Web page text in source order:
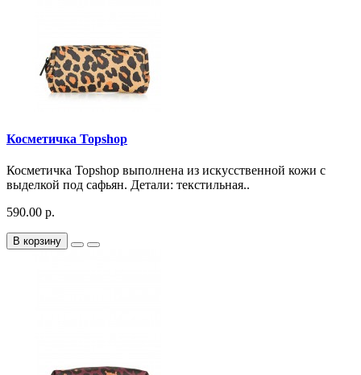
Косметичка Topshop
Косметичка Topshop выполнена из искусственной кожи с
выделкой под сафьян. Детали: текстильная..
590.00 р.
В корзину